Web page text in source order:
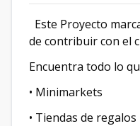
Este Proyecto
de contribuir con el
Encuentra todo lo
• Minimarkets
• Tiendas de regalos